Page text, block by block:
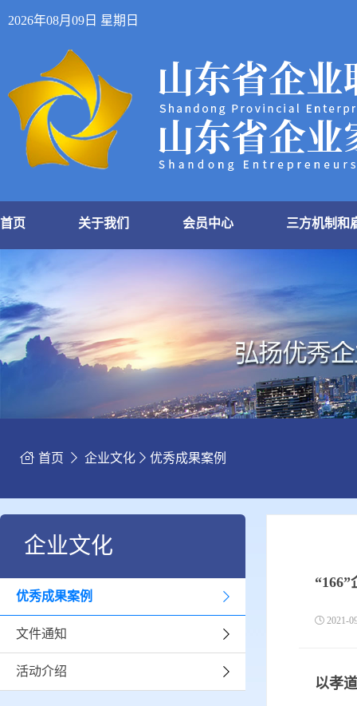
2026年08月09日 星期日
首页 关于我们 会员中心 三方机制和
首页 企业文化 优秀成果案例
企业文化
优秀成果案例
文件通知
活动介绍
以孝